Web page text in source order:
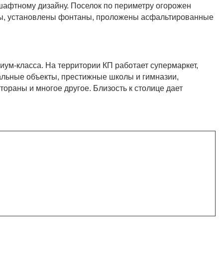
дизайну. Поселок по периметру огорожен
установлены фонтаны, проложены асфальтированные
класса. На территории КП работает супермаркет,
объекты, престижные школы и гимназии,
и многое другое. Близость к столице дает